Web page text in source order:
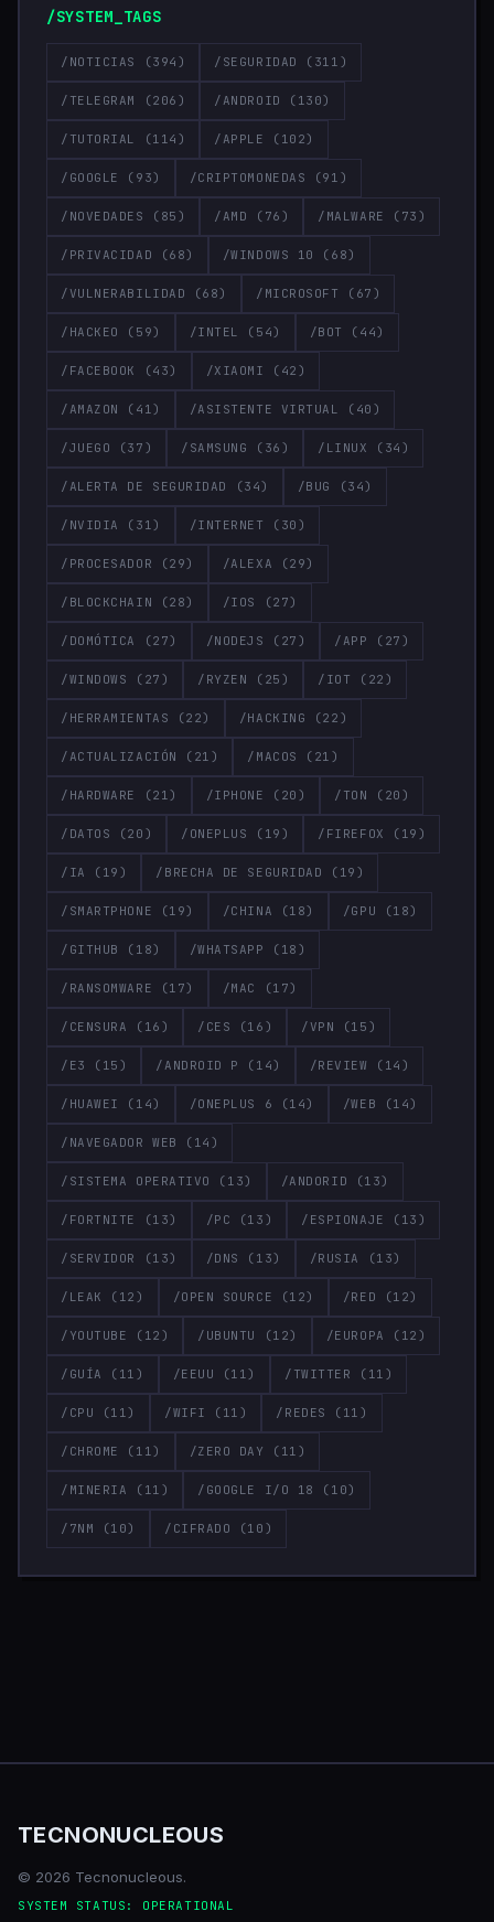
/SYSTEM_TAGS
/NOTICIAS (394) /SEGURIDAD (311)
/TELEGRAM (206) /ANDROID (130)
/TUTORIAL (114) /APPLE (102)
/GOOGLE (93) /CRIPTOMONEDAS (91)
/NOVEDADES (85) /AMD (76) /MALWARE (73)
/PRIVACIDAD (68) /WINDOWS 10 (68)
/VULNERABILIDAD (68) /MICROSOFT (67)
/HACKEO (59) /INTEL (54) /BOT (44)
/FACEBOOK (43) /XIAOMI (42)
/AMAZON (41) /ASISTENTE VIRTUAL (40)
/JUEGO (37) /SAMSUNG (36) /LINUX (34)
/ALERTA DE SEGURIDAD (34) /BUG (34)
/NVIDIA (31) /INTERNET (30)
/PROCESADOR (29) /ALEXA (29)
/BLOCKCHAIN (28) /IOS (27)
/DOMÓTICA (27) /NODEJS (27) /APP (27)
/WINDOWS (27) /RYZEN (25) /IOT (22)
/HERRAMIENTAS (22) /HACKING (22)
/ACTUALIZACIÓN (21) /MACOS (21)
/HARDWARE (21) /IPHONE (20) /TON (20)
/DATOS (20) /ONEPLUS (19) /FIREFOX (19)
/IA (19) /BRECHA DE SEGURIDAD (19)
/SMARTPHONE (19) /CHINA (18) /GPU (18)
/GITHUB (18) /WHATSAPP (18)
/RANSOMWARE (17) /MAC (17)
/CENSURA (16) /CES (16) /VPN (15)
/E3 (15) /ANDROID P (14) /REVIEW (14)
/HUAWEI (14) /ONEPLUS 6 (14) /WEB (14)
/NAVEGADOR WEB (14)
/SISTEMA OPERATIVO (13) /ANDORID (13)
/FORTNITE (13) /PC (13) /ESPIONAJE (13)
/SERVIDOR (13) /DNS (13) /RUSIA (13)
/LEAK (12) /OPEN SOURCE (12) /RED (12)
/YOUTUBE (12) /UBUNTU (12) /EUROPA (12)
/GUÍA (11) /EEUU (11) /TWITTER (11)
/CPU (11) /WIFI (11) /REDES (11)
/CHROME (11) /ZERO DAY (11)
/MINERIA (11) /GOOGLE I/O 18 (10)
/7NM (10) /CIFRADO (10)
TECNONUCLEOUS
© 2026 Tecnonucleous.
SYSTEM STATUS: OPERATIONAL